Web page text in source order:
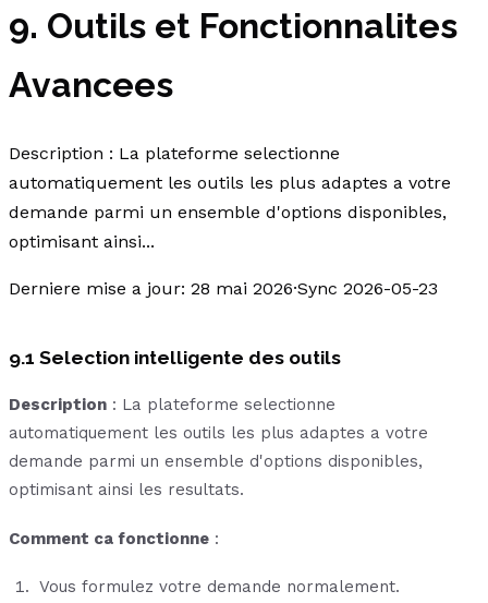
9. Outils et Fonctionnalites
Avancees
Description : La plateforme selectionne
automatiquement les outils les plus adaptes a votre
demande parmi un ensemble d'options disponibles,
optimisant ainsi...
Derniere mise a jour: 28 mai 2026·Sync 2026-05-23
9.1 Selection intelligente des outils
Description : La plateforme selectionne
automatiquement les outils les plus adaptes a votre
demande parmi un ensemble d'options disponibles,
optimisant ainsi les resultats.
Comment ca fonctionne :
Vous formulez votre demande normalement.